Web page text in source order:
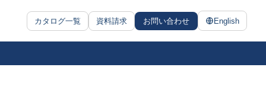
カタログ一覧 資料請求 お問い合わせ English